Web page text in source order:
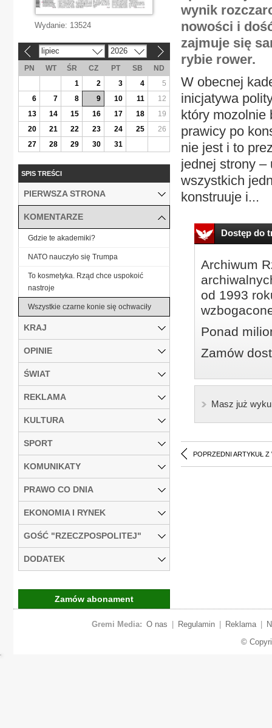
wynik
nowości i
zajmuje się
rybie rower.
W obecnej
inicjatywa
który mozolnie
prawicy po
nie jest i to
jednej strony –
wszystkich
konstruuje i...
Dostęp do
Archiwum
od 1993
Ponad
Zamów
Masz już
POPRZEDNI ARTYKUŁ Z
Wydanie: 13524
lipiec 2026
PN WT ŚR CZ PT SB
ND
1
2 3 4
5
6
7 8 9 10 11
12
13
14 15 16 17 18
19
20
21 22 23 24 25
26
27
28 29 30 31
SPIS TREŚCI
PIERWSZA STRONA
KOMENTARZE
Gdzie te akademiki?
NATO nauczyło się Trumpa
To kosmetyka. Rząd chce uspokoić
nastroje
Wszystkie czarne konie się ochwaciły
KRAJ
OPINIE
ŚWIAT
REKLAMA
KULTURA
SPORT
KOMUNIKATY
PRAWO CO DNIA
EKONOMIA I RYNEK
GOŚĆ "RZECZPOSPOLITEJ"
DODATEK
Zamów abonament
Gremi Media: O nas Regulamin Reklama
©